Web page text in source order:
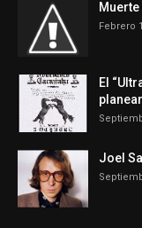
Febrero
El
Joel